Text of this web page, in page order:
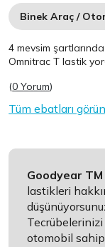
Binek Araç /
4 mevsim
Omnitrac T lastik
(0 Yorum)
Tüm ebatları
Goodyear
lastikleri
otomobil